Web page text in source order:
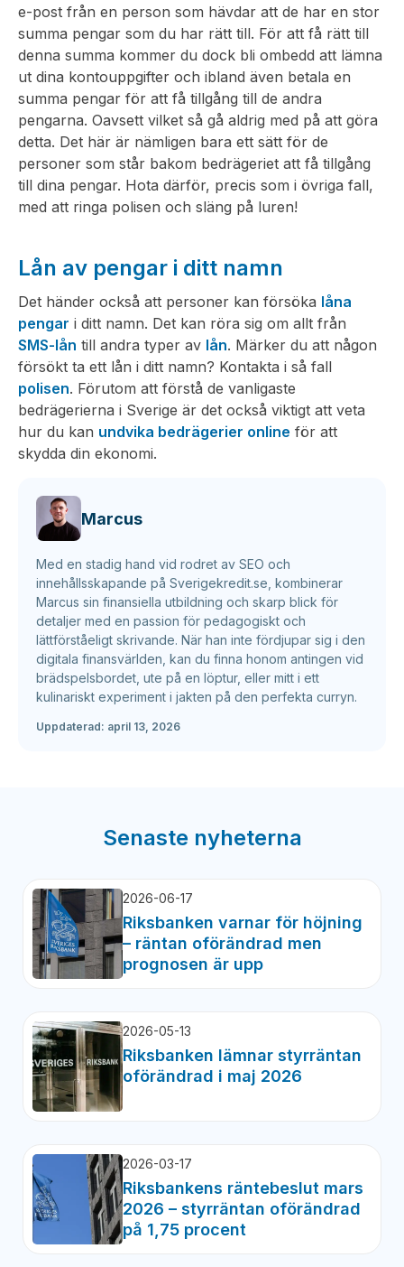
e-post från en person som hävdar att de har en stor
summa pengar som du har rätt till. För att få rätt till
denna summa kommer du dock bli ombedd att lämna
ut dina kontouppgifter och ibland även betala en
summa pengar för att få tillgång till de andra
pengarna. Oavsett vilket så gå aldrig med på att göra
detta. Det här är nämligen bara ett sätt för de
personer som står bakom bedrägeriet att få tillgång
till dina pengar. Hota därför, precis som i övriga fall,
med att ringa polisen och släng på luren!
Lån av pengar i ditt namn
Det händer också att personer kan försöka låna
pengar i ditt namn. Det kan röra sig om allt från
SMS-lån till andra typer av lån. Märker du att någon
försökt ta ett lån i ditt namn? Kontakta i så fall
polisen. Förutom att förstå de vanligaste
bedrägerierna i Sverige är det också viktigt att veta
hur du kan undvika bedrägerier online för att
skydda din ekonomi.
Marcus
Med en stadig hand vid rodret av SEO och
innehållsskapande på Sverigekredit.se, kombinerar
Marcus sin finansiella utbildning och skarp blick för
detaljer med en passion för pedagogiskt och
lättförståeligt skrivande. När han inte fördjupar sig i den
digitala finansvärlden, kan du finna honom antingen vid
brädspelsbordet, ute på en löptur, eller mitt i ett
kulinariskt experiment i jakten på den perfekta curryn.
Uppdaterad: april 13, 2026
Senaste nyheterna
2026-06-17
Riksbanken varnar för höjning
– räntan oförändrad men
prognosen är upp
2026-05-13
Riksbanken lämnar styrräntan
oförändrad i maj 2026
2026-03-17
Riksbankens räntebeslut mars
2026 – styrräntan oförändrad
på 1,75 procent